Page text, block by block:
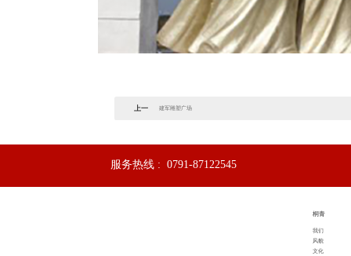
上一 建军雕塑广场
服务热线 : 0791-87122545
桐青
我们
风貌
文化